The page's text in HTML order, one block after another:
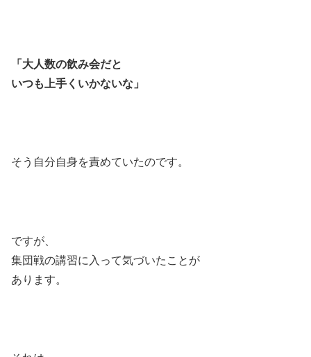
「大人数の飲み会だと
いつも上手くいかないな」
そう自分自身を責めていたのです。
ですが、
集団戦の講習に入って気づいたことが
あります。